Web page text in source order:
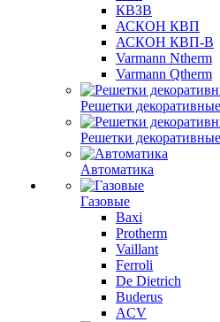
КВЗВ
АСКОН КВП
АСКОН КВП-В
Varmann Ntherm
Varmann Qtherm
Решетки
Решетки
Автоматика
Газовые
Baxi
Protherm
Vaillant
Ferroli
De Dietrich
Buderus
ACV